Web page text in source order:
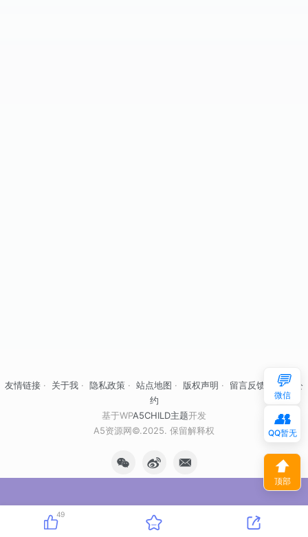
友情链接 · 关于我 · 隐私政策 · 站点地图 · 版权声明 · 留言反馈
自律公
约
基于WPA5CHILD主题开发
A5资源网©.2025. 保留解释权
49
💬
微信
👥
QQ暂无
⬆
顶部